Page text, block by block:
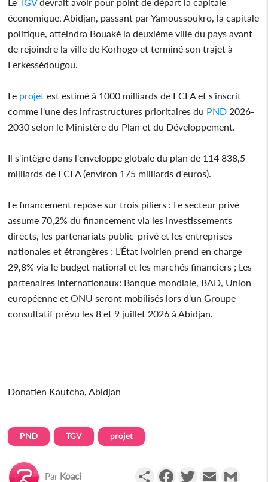
économique, Abidjan, passant par Yamoussoukro, la capitale
politique, atteindra Bouaké la deuxième ville du pays avant
de rejoindre la ville de Korhogo et terminé son trajet à
Ferkessédougou.
Le projet est estimé à 1000 milliards de FCFA et s'inscrit
comme l'une des infrastructures prioritaires du PND 2026-
2030 selon le Ministère du Plan et du Développement.
Il s'intègre dans l'enveloppe globale du plan de 114 838,5
milliards de FCFA (environ 175 milliards d'euros).
Le financement repose sur trois piliers : Le secteur privé
assume 70,2% du financement via les investissements
directs, les partenariats public-privé et les entreprises
nationales et étrangères ; L'État ivoirien prend en charge
29,8% via le budget national et les marchés financiers ; Les
partenaires internationaux: Banque mondiale, BAD, Union
européenne et ONU seront mobilisés lors d'un Groupe
consultatif prévu les 8 et 9 juillet 2026 à Abidjan.
Donatien Kautcha, Abidjan
PND TGV projet
Par Koaci PartagerFacebookTwitterEmail